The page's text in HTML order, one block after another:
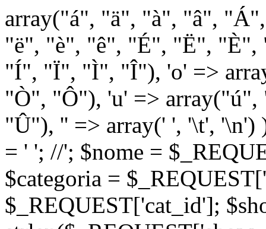
array("á", "ä", "à", "â",
"ë", "è", "ê", "É", "Ë",
"Í", "Ï", "Ì", "Î"), 'o' =>
"Ò", "Ô"), 'u' =>
"Û"), '' => array(' ', '\t',
= ' '; //'; $nome =
$categoria =
$_REQUEST['cat_id'];